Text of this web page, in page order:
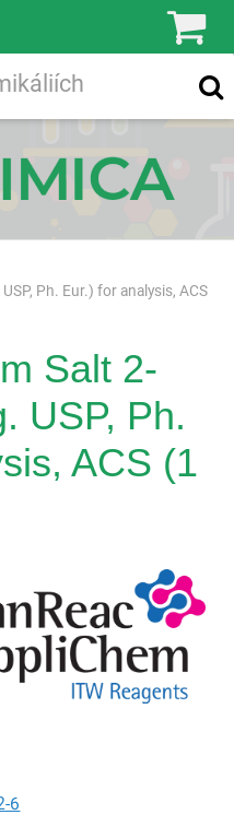
Ph. Eur.) for analysis, ACS
Salt 2-
USP, Ph.
ACS (1
6